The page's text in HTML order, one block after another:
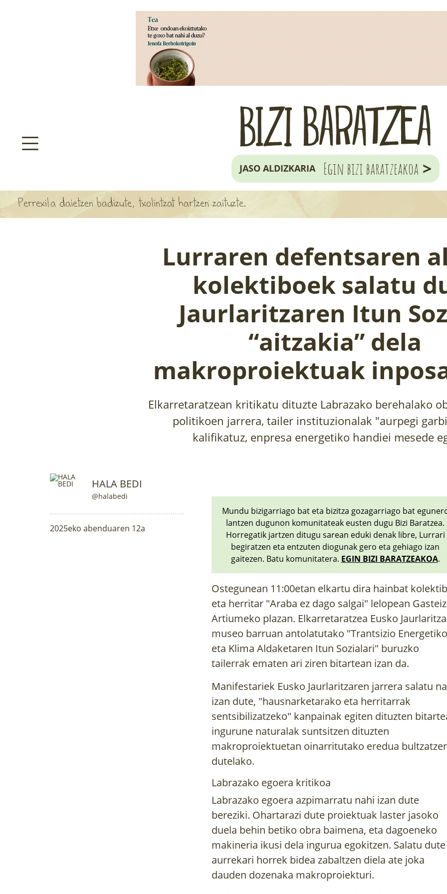
ARBOLA APARTEN MAPA
JASO ALDIZKARIA Egin bizi baratzeakoa >
Perrexila daietzen badizute, txolintzat hartzen zaituzte.
Lurraren defentsaren
kolektiboek salatu
Jaurlaritzaren Itun
“aitzakia” dela
makroproiektuak
Elkarretaratzean kritikatu dituzte Labrazako berehalako
politikoen jarrera, tailer instituzionalak "aurpegi
kalifikatuz, enpresa energetiko handiei mesede
HALA BEDI
@halabedi
2025eko abenduaren 12a
Mundu bizigarriago bat eta bizitza gozagarriago bat
lantzen dugunon komunitateak eusten dugu Bizi Baratzea.
Horregatik jartzen ditugu sarean eduki denak libre, Lurrari
begiratzen eta entzuten diogunak gero eta gehiago izan
gaitezen. Batu komunitatera. EGIN BIZI BARATZEAKOA.
Ostegunean 11:00etan elkartu dira hainbat
eta herritar "Araba ez dago salgai" lelopean
Artiumeko plazan. Elkarretaratzea Eusko
museo barruan antolatutako "Trantsizio Energetiko
eta Klima Aldaketaren Itun Sozialari" buruzko
tailerrak ematen ari ziren bitartean izan da.
Manifestariek Eusko Jaurlaritzaren jarrera salatu
izan dute, "hausnarketarako eta herritarrak
sentsibilizatzeko" kanpainak egiten dituzten
ingurune naturalak suntsitzen dituzten
makroproiektuetan oinarritutako eredua
dutelako.
Labrazako egoera kritikoa
Labrazako egoera azpimarratu nahi izan dute
bereziki. Ohartarazi dute proiektuak laster jasoko
duela behin betiko obra baimena, eta dagoeneko
makineria ikusi dela ingurua egokitzen. Salatu dute
aurrekari horrek bidea zabaltzen diela ate joka
dauden dozenaka makroproiekturi.